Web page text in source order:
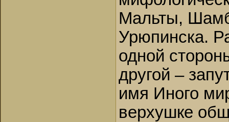
Мальты,
Урюпинска.
одной
другой –
имя Иного
верхушке